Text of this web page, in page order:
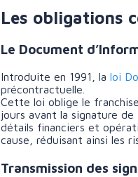
Les obligations
Le Document
Introduite en 1991, la loi
précontractuelle.
Cette loi oblige le
jours avant la signature
détails financiers et
cause, réduisant ainsi les
Transmission des